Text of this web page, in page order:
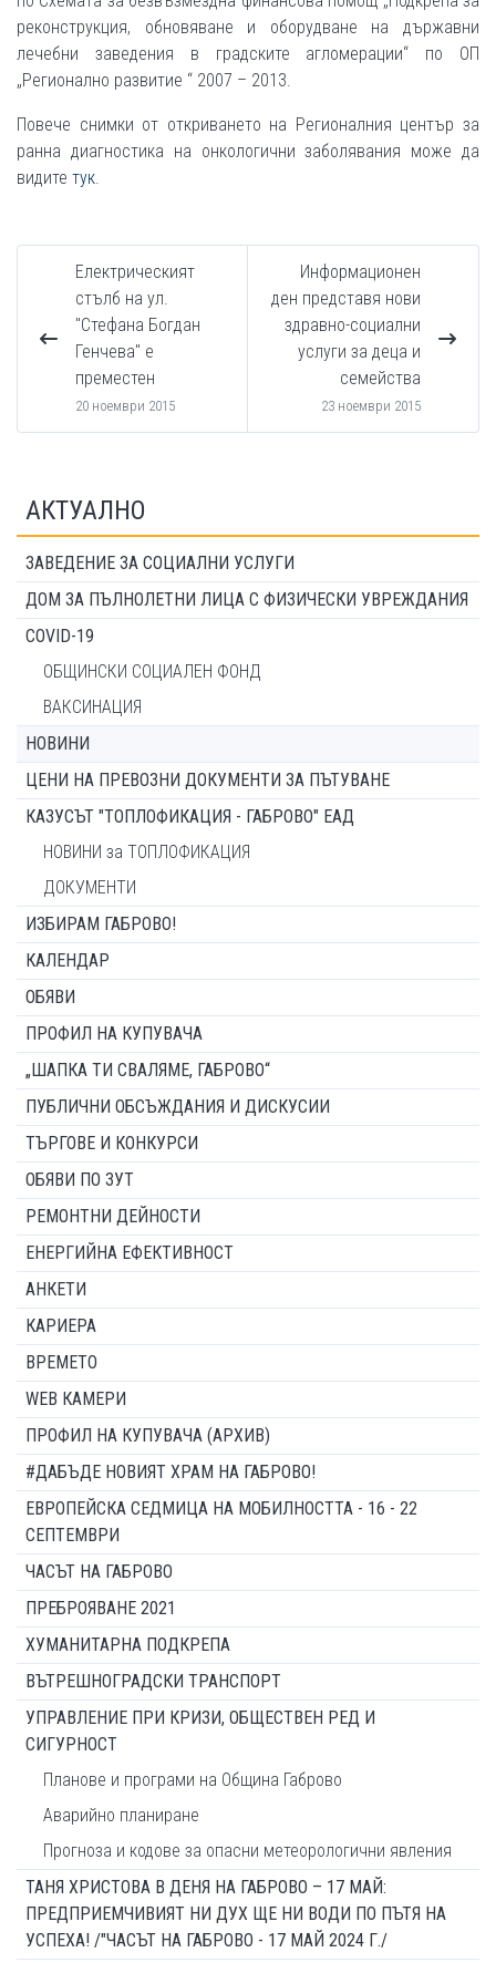
реконструкция, обновяване и оборудване на държавни
лечебни заведения в градските агломерации“ по ОП
„Регионално развитие “ 2007 – 2013.
Повече снимки от откриването на Регионалния център за
ранна диагностика на онкологични заболявания може да
видите тук
Електрическият
стълб на ул.
"Стефана Богдан
Генчева" е
преместен
20 ноември 2015
Информационен
ден представя нови
здравно-социални
услуги за деца и
семейства
23 ноември 2015
АКТУАЛНО
ЗАВЕДЕНИЕ ЗА СОЦИАЛНИ УСЛУГИ
ДОМ ЗА ПЪЛНОЛЕТНИ ЛИЦА С ФИЗИЧЕСКИ УВРЕЖДАНИЯ
COVID-19
ОБЩИНСКИ СОЦИАЛЕН ФОНД
ВАКСИНАЦИЯ
НОВИНИ
ЦЕНИ НА ПРЕВОЗНИ ДОКУМЕНТИ ЗА ПЪТУВАНЕ
КАЗУСЪТ "ТОПЛОФИКАЦИЯ - ГАБРОВО" ЕАД
НОВИНИ за ТОПЛОФИКАЦИЯ
ДОКУМЕНТИ
ИЗБИРАМ ГАБРОВО!
КАЛЕНДАР
ОБЯВИ
ПРОФИЛ НА КУПУВАЧА
„ШАПКА ТИ СВАЛЯМЕ, ГАБРОВО“
ПУБЛИЧНИ ОБСЪЖДАНИЯ И ДИСКУСИИ
ТЪРГОВЕ И КОНКУРСИ
ОБЯВИ ПО ЗУТ
РЕМОНТНИ ДЕЙНОСТИ
ЕНЕРГИЙНА ЕФЕКТИВНОСТ
АНКЕТИ
КАРИЕРА
ВРЕМЕТО
WEB КАМЕРИ
ПРОФИЛ НА КУПУВАЧА (АРХИВ)
#ДАБЪДЕ НОВИЯТ ХРАМ НА ГАБРОВО!
ЕВРОПЕЙСКА СЕДМИЦА НА МОБИЛНОСТТА - 16 - 22
СЕПТЕМВРИ
ЧАСЪТ НА ГАБРОВО
ПРЕБРОЯВАНЕ 2021
ХУМАНИТАРНА ПОДКРЕПА
ВЪТРЕШНОГРАДСКИ ТРАНСПОРТ
УПРАВЛЕНИЕ ПРИ КРИЗИ, ОБЩЕСТВЕН РЕД И
СИГУРНОСТ
Планове и програми на Община Габрово
Аварийно планиране
Прогноза и кодове за опасни метеорологични явления
ТАНЯ ХРИСТОВА В ДЕНЯ НА ГАБРОВО – 17 МАЙ:
ПРЕДПРИЕМЧИВИЯТ НИ ДУХ ЩЕ НИ ВОДИ ПО ПЪТЯ НА
УСПЕХА! /"ЧАСЪТ НА ГАБРОВО - 17 МАЙ 2024 Г./